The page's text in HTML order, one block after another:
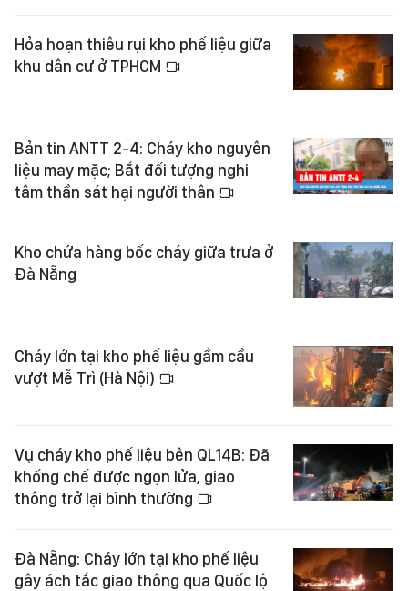
Hỏa hoạn thiêu rụi kho phế liệu giữa
khu dân cư ở TPHCM
Bản tin ANTT 2-4: Cháy kho nguyên
liệu may mặc; Bắt đối tượng nghi
tâm thần sát hại người thân
Kho chứa hàng bốc cháy giữa trưa ở
Đà Nẵng
Cháy lớn tại kho phế liệu gầm cầu
vượt Mễ Trì (Hà Nội)
Vụ cháy kho phế liệu bên QL14B: Đã
khống chế được ngọn lửa, giao
thông trở lại bình thường
Đà Nẵng: Cháy lớn tại kho phế liệu
gây ách tắc giao thông qua Quốc lộ